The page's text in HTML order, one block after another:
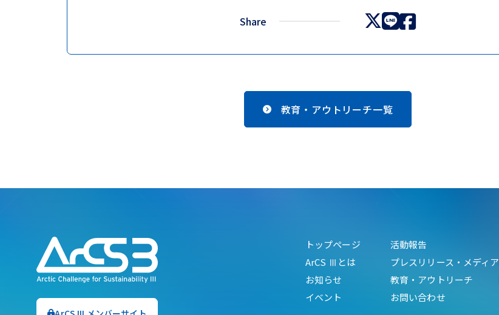
Share
教育・アウトリーチ一覧
トップページ
ArCS Ⅲとは
お知らせ
イベント
活動報告
プレスリリース・メディア
教育・アウトリーチ
お問い合わせ